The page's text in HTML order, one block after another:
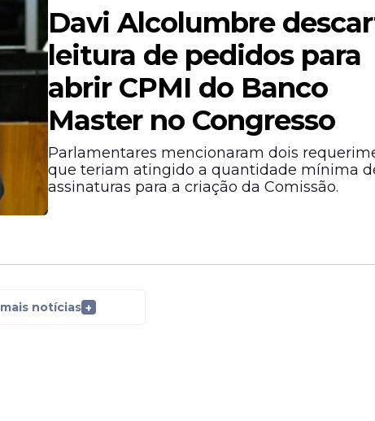
Davi Alcolumbre
leitura de pedidos para
abrir CPMI do Banco
Master no Congresso
Parlamentares mencionaram dois
que teriam atingido a quantidade mínima
assinaturas para a criação da Comissão.
mais notícias +